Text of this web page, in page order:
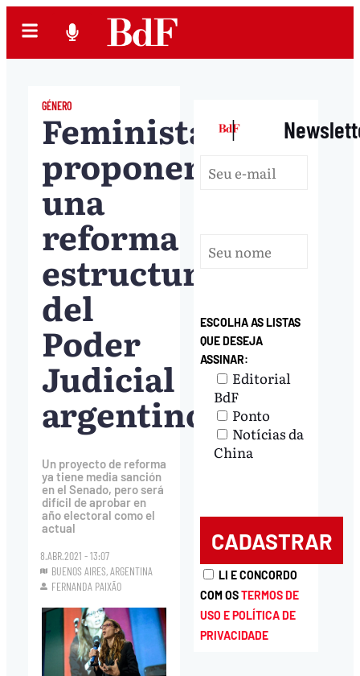
GÉNERO
Feministas
proponen
una
reforma
estructural
del
Poder
Judicial
argentino
Un proyecto de reforma
ya tiene media sanción
en el Senado, pero será
difícil de aprobar en
año electoral como el
actual
8.ABR.2021 - 13:07
BUENOS AIRES, ARGENTINA
FERNANDA PAIXÃO
|
ESCOLHA AS LISTAS
QUE DESEJA
ASSINAR:
Editorial
BdF
Ponto
Notícias da
China
LI E CONCORDO
COM OSTERMOS DE
USO E POLÍTICA DE
PRIVACIDADE